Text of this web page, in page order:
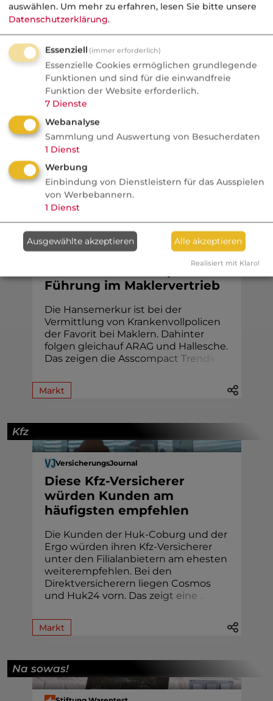
Nachrichten
"Das Außensteuergesetz ist
einzig und allein da, um dich
zu bestrafen"
Dreistelliger Millionenbescheid aus Liebe:
Steuerexperte Philip Nürnberg über
Wegzug, Flickschusterei und die Grenzen
der KI. Im Podcast For Professional
Investors Only mit Christoph Fröhlich.
KV
VersicherungsJournal
PKV Voll: Mehrkampf um die
Führung im Maklervertrieb
Die Hansemerkur ist bei der
Vermittlung von Krankenvollpolicen
der Favorit bei Maklern. Dahinter
folgen gleichauf ARAG und Hallesche.
Das zeigen die Asscompact Trend
Markt
Kfz
VersicherungsJournal
Diese Kfz-Versicherer
würden Kunden am
häufigsten empfehlen
Die Kunden der Huk-Coburg und der
Ergo würden ihren Kfz-Versicherer
unter den Filialanbietern am ehesten
weiterempfehlen. Bei den
Direktversicherern liegen Cosmos
und Huk24 vorn. Das zeigt eine
Markt
Na sowas!
auswählen. Um mehr zu erfahren, lesen Sie bitte unsere
Datenschutzerklärung.
Essenziell (immer erforderlich)
Essenzielle Cookies ermöglichen grundlegende
Funktionen und sind für die einwandfreie
Funktion der Website erforderlich.
7 Dienste
Webanalyse
Sammlung und Auswertung von Besucherdaten
1 Dienst
Werbung
Einbindung von Dienstleistern für das Ausspielen
von Werbebannern.
1 Dienst
Ausgewählte akzeptieren Alle akzeptieren
Realisiert mit Klaro!